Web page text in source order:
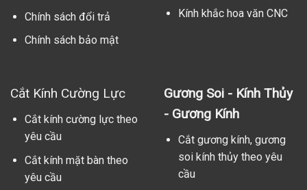
Chính sách đổi trả
Chính sách bảo mật
Kính khắc hoa văn CNC
Cắt Kính Cường Lực
Cắt kính cường lực theo
yêu cầu
Cắt kính mặt bàn theo
yêu cầu
Gương Soi - Kính Thủy
- Gương Kính
Cắt gương kính, gương
soi kính thủy theo yêu
cầu